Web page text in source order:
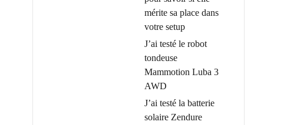
mérite sa place dans
votre setup
J’ai testé le robot
tondeuse
Mammotion Luba 3
AWD
J’ai testé la batterie
solaire Zendure